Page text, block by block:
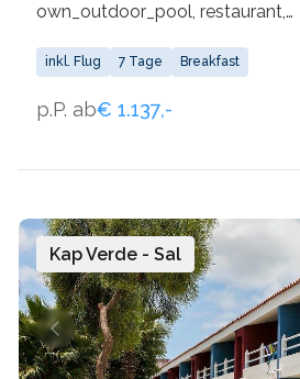
own_outdoor_pool, restaurant,
inkl. Flug 7 Tage Breakfast
p.P. ab€ 1.137,-
Kap Verde - Sal